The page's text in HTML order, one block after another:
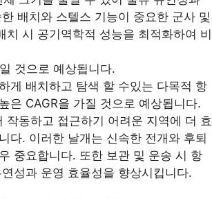
배치와 스텔스 기능이 중요한 군사 및
시 공기역학적 성능을 최적화하여 비
것으로 예상됩니다.
게 배치하고 탐색 할 수있는 다목적 항
은 CAGR을 가질 것으로 예상됩니다.
동하고 접근하기 어려운 지역에 더 효
다. 이러한 날개는 신속한 전개와 후퇴
중요합니다. 또한 보관 및 운송 시 항
성과 운영 효율성을 향상시킵니다.